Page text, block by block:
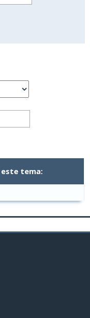
este tema: